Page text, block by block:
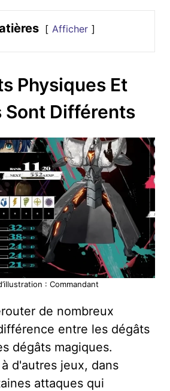
Afficher
Physiques Et
Sont Différents
: Commandant
de nombreux
entre les dégâts
dégâts magiques.
d'autres jeux, dans
attaques qui